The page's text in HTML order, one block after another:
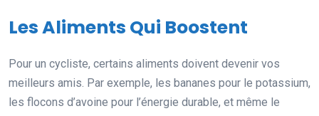
Les Aliments Qui Boostent
Pour un cycliste, certains aliments doivent devenir vos
meilleurs amis. Par exemple, les bananes pour le potassium,
les flocons d’avoine pour l’énergie durable, et même le